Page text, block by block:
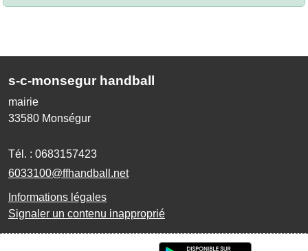
s-c-monsegur handball
mairie
33580 Monségur
Tél. : 0683157423
6033100@ffhandball.net
Informations légales
Signaler un contenu inapproprié